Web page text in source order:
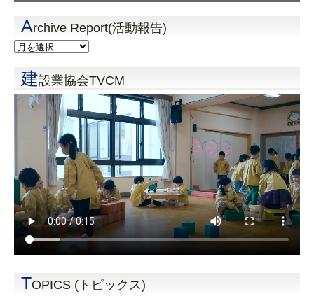
Archive Report(活動報告)
建設業協会TVCM
TOPICS (トピックス)